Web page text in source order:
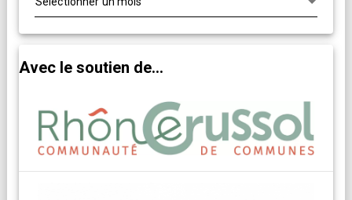
Avec le soutien de...